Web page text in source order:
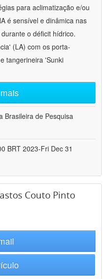
para aclimatização e/ou
é sensível e dinâmica nas
o déficit hídrico.
(LA) com os porta-
tangerineira 'Sunki
Brasileira de Pesquisa
BRT 2023-Fri Dec 31
Couto Pinto